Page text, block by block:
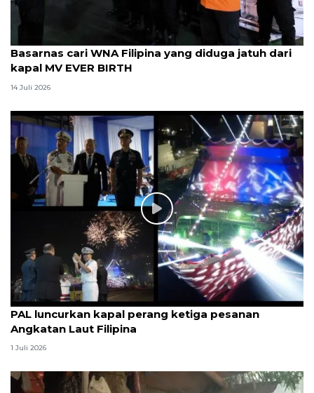
Basarnas cari WNA Filipina yang diduga jatuh dari
kapal MV EVER BIRTH
14 Juli 2026
PAL luncurkan kapal perang ketiga pesanan
Angkatan Laut Filipina
1 Juli 2026